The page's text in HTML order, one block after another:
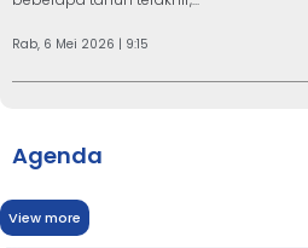
Rab, 6 Mei 2026 | 9:15
Agenda
View more